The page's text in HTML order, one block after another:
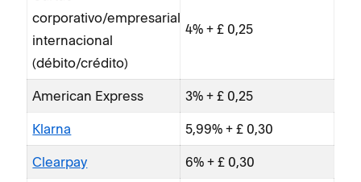
corporativo/empresarial
internacional
(débito/crédito)
4% + £ 0,25
American Express 3% + £ 0,25
Klarna 5,99% + £ 0,30
Clearpay 6% + £ 0,30